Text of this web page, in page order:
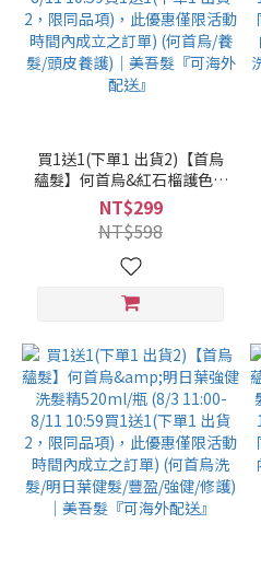
買1送1(下單1 出貨2)【首烏
蘊髮】何首烏&紅石榴護色洗
髮精520ml/瓶 (8/3 11:00-
8/11 10:59買1送1(下單1 出
貨2，限同品項)，此優惠僅
限活動時間內成立之訂單)
吾髮『可海外配送』
NT$299
NT$598